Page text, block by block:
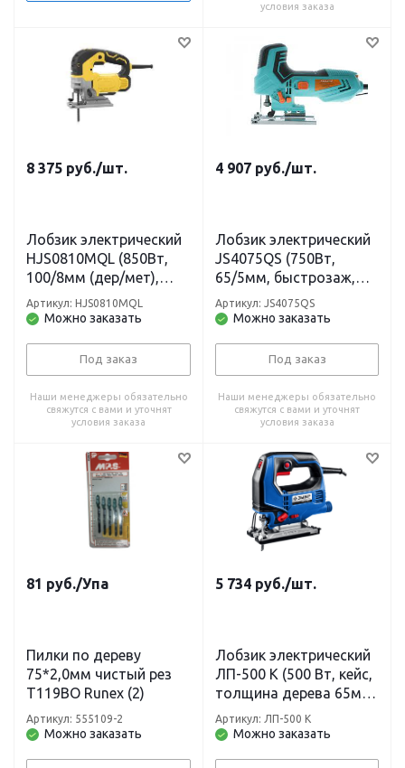
условия заказа
8 375 руб./шт.
Лобзик электрический
HJS0810MQL (850Вт,
100/8мм (дер/мет),
металл. редуктор)
HANSKONNER
Можно заказать
Артикул: HJS0810MQL
Под заказ
Наши менеджеры обязательно
свяжутся с вами и уточнят
условия заказа
4 907 руб./шт.
Лобзик электрический
JS4075QS (750Вт,
65/5мм, быстрозаж,
подсветка, литая
платформа) STURM
Можно заказать
Артикул: JS4075QS
Под заказ
Наши менеджеры обязательно
свяжутся с вами и уточнят
условия заказа
81 руб./Упа
Пилки по дереву
75*2,0мм чистый рез
Т119ВО Runex (2)
Можно заказать
Артикул: 555109-2
5 734 руб./шт.
Лобзик электрический
ЛП-500 К (500 Вт, кейс,
толщина дерева 65мм)
Профессионал ЗУБР
Можно заказать
Артикул: ЛП-500 К